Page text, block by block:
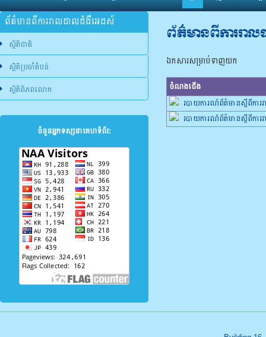
ព័ត៌មានពីការរាលដាលជំងឺអេដស៍
ស្ថិតិជាតិ
ស្ថិតិប្រចាំតំបន់
ស្ថិតិពិភពលោក
ចំនួនអ្នកទស្សនាគេហទំព័រ:
ព័ត៌មានពីការរា
ឯកសារសម្រាប់ទាញយក
ចំណងជើង
របាយការណ៍ព័ត៌មានស្តីពីកា
របាយការណ៍ព័ត៌មានស្តីពីកា